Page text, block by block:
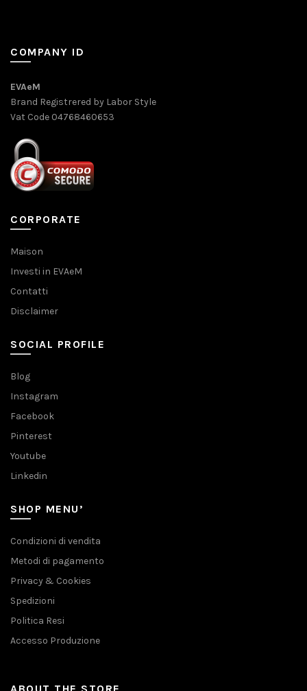
COMPANY ID
EVAeM
Brand Registrered by Labor Style
Vat Code 04768460653
CORPORATE
Maison
Investi in EVAeM
Contatti
Disclaimer
SOCIAL PROFILE
Blog
Instagram
Facebook
Pinterest
Youtube
Linkedin
SHOP MENU’
Condizioni di vendita
Metodi di pagamento
Privacy & Cookies
Spedizioni
Politica Resi
Accesso Produzione